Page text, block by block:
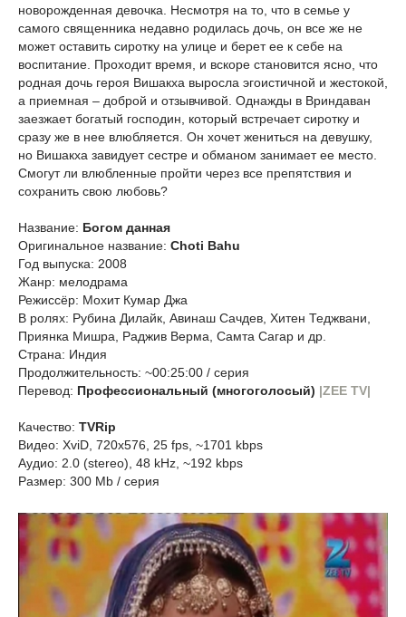
новорожденная девочка. Несмотря на то, что в семье у
самого священника недавно родилась дочь, он все же не
может оставить сиротку на улице и берет ее к себе на
воспитание. Проходит время, и вскоре становится ясно, что
родная дочь героя Вишакха выросла эгоистичной и жестокой,
а приемная – доброй и отзывчивой. Однажды в Вриндаван
заезжает богатый господин, который встречает сиротку и
сразу же в нее влюбляется. Он хочет жениться на девушку,
но Вишакха завидует сестре и обманом занимает ее место.
Смогут ли влюбленные пройти через все препятствия и
сохранить свою любовь?
Название: Богом данная
Оригинальное название: Choti Bahu
Год выпуска: 2008
Жанр: мелодрама
Режиссёр: Мохит Кумар Джа
В ролях: Рубина Дилайк, Авинаш Сачдев, Хитен Теджвани,
Приянка Мишра, Раджив Верма, Самта Сагар и др.
Страна: Индия
Продолжительность: ~00:25:00 / серия
Перевод: Профессиональный (многоголосый) |ZEE TV|
Качество: TVRip
Видео: XviD, 720x576, 25 fps, ~1701 kbps
Аудио: 2.0 (stereo), 48 kHz, ~192 kbps
Размер: 300 Mb / серия